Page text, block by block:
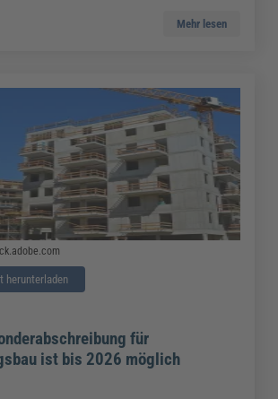
Mehr lesen
herunterladen
für
ist bis 2026 möglich